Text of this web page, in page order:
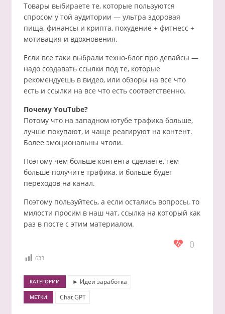
Товары выбираете те, которые пользуются
спросом у той аудитории — ультра здоровая
пища, финансы и крипта, похудение + фитнесс +
мотивация и вдохновения.
Если все таки выбрали техно-блог про девайсы —
надо создавать ссылки под те, которые
рекомендуешь в видео, или обзоры на все что
есть и ссылки на все что есть соответственно.
Почему YouTube?
Потому что на западном ютубе трафика больше,
лучше покупают, и чаще реагируют на контент.
Более эмоциональны чтоли.
Поэтому чем больше контента сделаете, тем
больше получите трафика, и больше будет
переходов на канал.
Поэтому пользуйтесь, а если остались вопросы, то
милости просим в наш чат, ссылка на который как
раз в посте с этим материалом.
0
633
КАТЕГОРИИ ► Идеи заработка
МЕТКИ Chat GPT